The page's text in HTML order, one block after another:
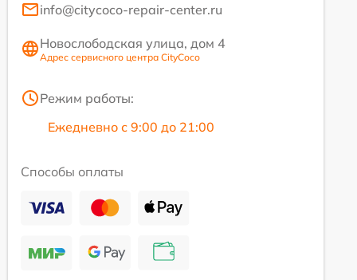
info@citycoco-repair-center.ru
Новослободская улица, дом 4
Адрес сервисного центра CityCoco
Режим работы:
Ежедневно с 9:00 до 21:00
Способы оплаты